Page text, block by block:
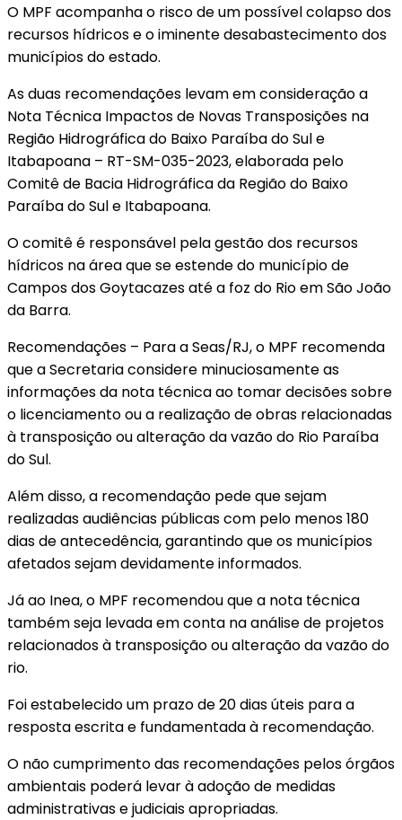
O MPF acompanha o risco de um possível colapso dos
recursos hídricos e o iminente desabastecimento dos
municípios do estado.
As duas recomendações levam em consideração a
Nota Técnica Impactos de Novas Transposições na
Região Hidrográfica do Baixo Paraíba do Sul e
Itabapoana – RT-SM-035-2023, elaborada pelo
Comitê de Bacia Hidrográfica da Região do Baixo
Paraíba do Sul e Itabapoana.
O comitê é responsável pela gestão dos recursos
hídricos na área que se estende do município de
Campos dos Goytacazes até a foz do Rio em São João
da Barra.
Recomendações – Para a Seas/RJ, o MPF recomenda
que a Secretaria considere minuciosamente as
informações da nota técnica ao tomar decisões sobre
o licenciamento ou a realização de obras relacionadas
à transposição ou alteração da vazão do Rio Paraíba
do Sul.
Além disso, a recomendação pede que sejam
realizadas audiências públicas com pelo menos 180
dias de antecedência, garantindo que os municípios
afetados sejam devidamente informados.
Já ao Inea, o MPF recomendou que a nota técnica
também seja levada em conta na análise de projetos
relacionados à transposição ou alteração da vazão do
rio.
Foi estabelecido um prazo de 20 dias úteis para a
resposta escrita e fundamentada à recomendação.
O não cumprimento das recomendações pelos órgãos
ambientais poderá levar à adoção de medidas
administrativas e judiciais apropriadas.